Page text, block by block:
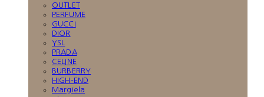
OUTLET
PERFUME
GUCCI
DIOR
YSL
PRADA
CELINE
BURBERRY
HIGH-END
Margiela